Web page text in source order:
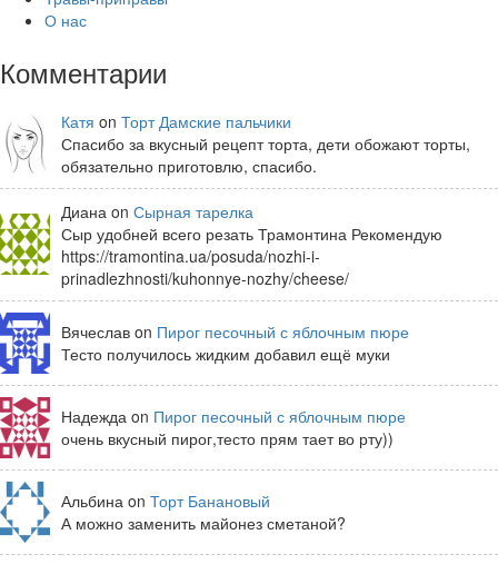
О нас
Комментарии
Катя on Торт Дамские пальчики
Спасибо за вкусный рецепт торта, дети обожают торты,
обязательно приготовлю, спасибо.
Диана on Сырная тарелка
Сыр удобней всего резать Трамонтина Рекомендую
https://tramontina.ua/posuda/nozhi-i-
prinadlezhnosti/kuhonnye-nozhy/cheese/
Вячеслав on Пирог песочный с яблочным пюре
Тесто получилось жидким добавил ещё муки
Надежда on Пирог песочный с яблочным пюре
очень вкусный пирог,тесто прям тает во рту))
Альбина on Торт Банановый
А можно заменить майонез сметаной?